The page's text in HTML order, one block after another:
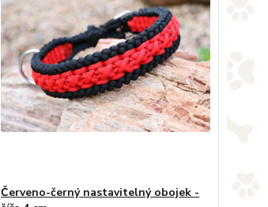
Červeno-černý nastavitelný obojek -